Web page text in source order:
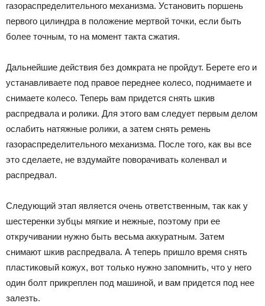
газораспределительного механизма. Установить поршень
первого цилиндра в положение мертвой точки, если быть
более точным, то на момент такта сжатия.
Дальнейшие действия без домкрата не пройдут. Берете его и
устанавливаете под правое переднее колесо, поднимаете и
снимаете колесо. Теперь вам придется снять шкив
распредвала и ролики. Для этого вам следует первым делом
ослабить натяжные ролики, а затем снять ремень
газораспределительного механизма. После того, как вы все
это сделаете, не вздумайте поворачивать коленвал и
распредвал.
Следующий этап является очень ответственным, так как у
шестеренки зубцы мягкие и нежные, поэтому при ее
откручивании нужно быть весьма аккуратным. Затем
снимают шкив распредвала. А теперь пришло время снять
пластиковый кожух, вот только нужно запомнить, что у него
один болт прикреплен под машиной, и вам придется под нее
залезть.